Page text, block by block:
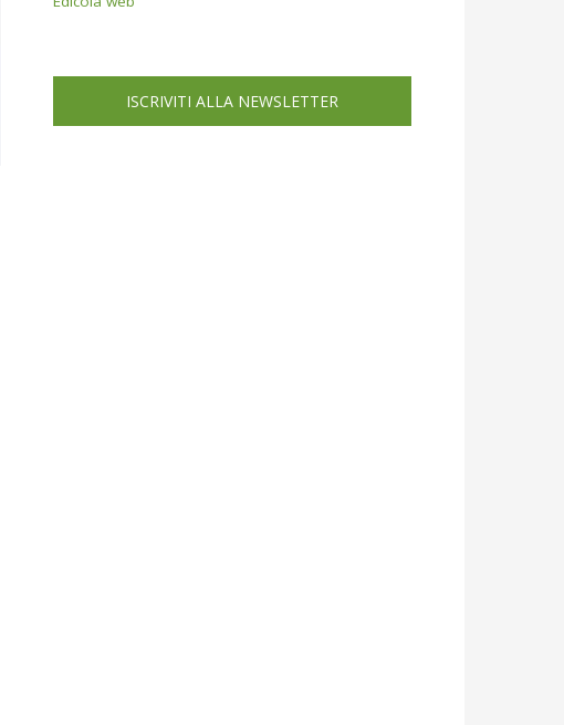
ISCRIVITI ALLA NEWSLETTER